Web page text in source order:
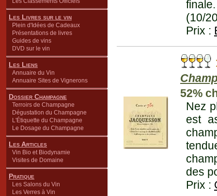
Les Livres sur le vin
Plein d'Idées de Cadeaux
Présentations de livres
Guides de vins
DVD sur le vin
Les Liens
Annuaire du Vin
Annuaire Sites de Vignerons
Dossier Champagne
Terroirs de Champagne
Dégustation du Champagne
L'Étiquette du Champagne
Le Dosage du Champagne
Les Articles
Vin Bio et Biodynamie
Visites de Domaine
Pratique
Les Salons du Vin
Les Verres à Vin
(10/
Prix :
52%
Nez
est
des
Prix :